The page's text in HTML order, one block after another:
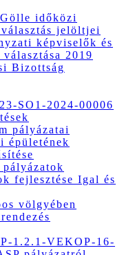
időközi
jelöltjei
képviselők és
2019
Bizottság
SO1-2024-00006
pályázatai
épületének
fejlesztése Igal és
völgyében
1.2.1-VEKOP-16-